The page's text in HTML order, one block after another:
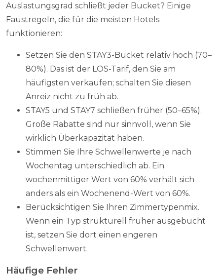
Auslastungsgrad schließt jeder Bucket? Einige
Faustregeln, die für die meisten Hotels
funktionieren:
Setzen Sie den STAY3-Bucket relativ hoch (70–
80%). Das ist der LOS-Tarif, den Sie am
häufigsten verkaufen; schalten Sie diesen
Anreiz nicht zu früh ab.
STAY5 und STAY7 schließen früher (50–65%).
Große Rabatte sind nur sinnvoll, wenn Sie
wirklich Überkapazität haben.
Stimmen Sie Ihre Schwellenwerte je nach
Wochentag unterschiedlich ab. Ein
wochenmittiger Wert von 60% verhält sich
anders als ein Wochenend-Wert von 60%.
Berücksichtigen Sie Ihren Zimmertypenmix.
Wenn ein Typ strukturell früher ausgebucht
ist, setzen Sie dort einen engeren
Schwellenwert.
Häufige Fehler